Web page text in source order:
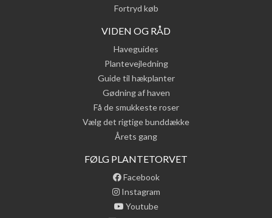
Fortryd køb
VIDEN OG RÅD
Haveguides
Plantevejledning
Guide til hækplanter
Gødning af haven
Få de smukkeste roser
Vælg det rigtige bunddække
Årets gang
FØLG PLANTETORVET
Facebook
Instagram
Youtube